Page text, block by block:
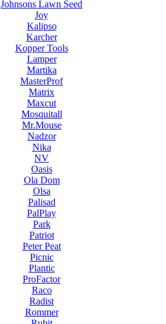
Johnsons Lawn Seed
Joy
Kalipso
Karcher
Kopper Tools
Lamper
Martika
MasterProf
Matrix
Maxcut
Mosquitall
Mr.Mouse
Nadzor
Nika
NV
Oasis
Ola Dom
Olsa
Palisad
PalPlay
Park
Patriot
Peter Peat
Picnic
Plantic
ProFactor
Raco
Radist
Rommer